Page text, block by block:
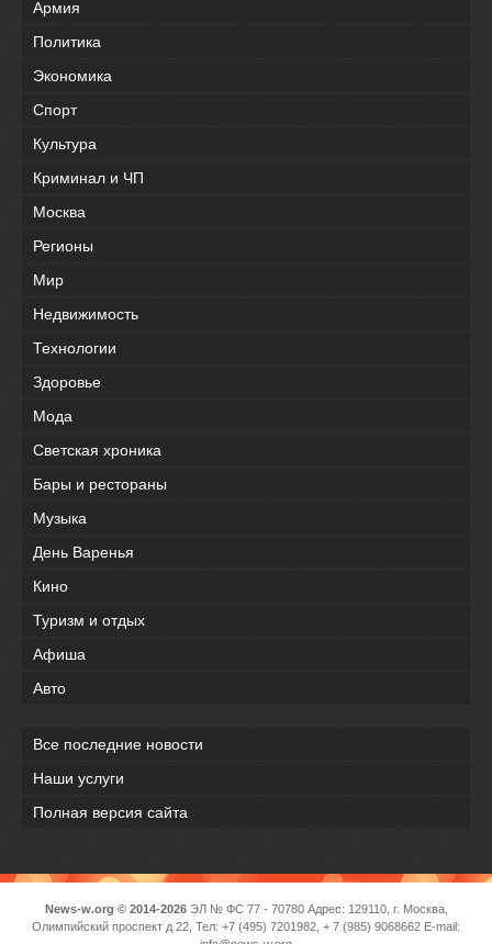
Армия
Политика
Экономика
Спорт
Культура
Криминал и ЧП
Москва
Регионы
Мир
Недвижимость
Технологии
Здоровье
Мода
Светская хроника
Бары и рестораны
Музыка
День Варенья
Кино
Туризм и отдых
Афиша
Авто
Все последние новости
Наши услуги
Полная версия сайта
News-w.org © 2014-2026ЭЛ № ФС 77 - 70780 Адрес: 129110, г. Москва,
Олимпийский проспект д 22, Тел: +7 (495) 7201982, + 7 (985) 9068662 E-mail: